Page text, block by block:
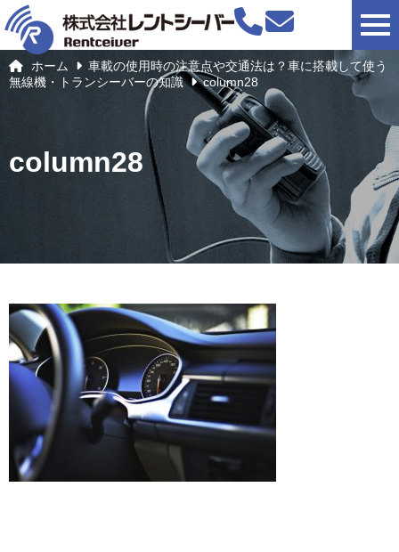
ホーム
車載の使用時の注意点や交通法は？車に搭載して使う
無線機・トランシーバーの知識
column28
column28